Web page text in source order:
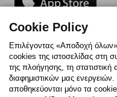
Follow us:
FacebookInstagram
TikTok
Cookie Policy
Επιλέγοντας «Αποδοχή
cookies της ιστοσελίδας στη
της πλοήγησης, τη
διαφημιστικών μας
αποθηκεύονται μόνο τα